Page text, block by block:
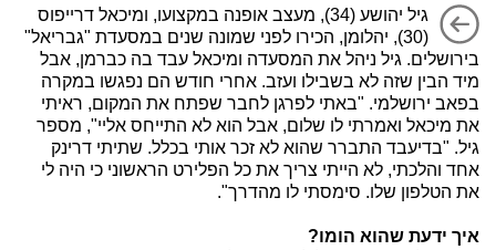
גיל יהושע (34), מעצב אופנה במקצועו, ומיכאל דרייפוס
(30), יהלומן, הכירו לפני שמונה שנים במסעדת "גבריאל"
בירושלים. גיל ניהל את המסעדה ומיכאל עבד בה כברמן, אבל
מיד הבין שזה לא בשבילו ועזב. אחרי חודש הם נפגשו במקרה
בפאב ירושלמי. "באתי לפרגן לחבר שפתח את המקום, ראיתי
את מיכאל ואמרתי לו שלום, אבל הוא לא התייחס אליי", מספר
גיל. "בדיעבד התברר שהוא לא זכר אותי בכלל. שתיתי דרינק
אחד והלכתי, לא הייתי צריך את כל הפלירט הראשוני כי היה לי
את הטלפון שלו. סימסתי לו מהדרך".
איך ידעת שהוא הומו?